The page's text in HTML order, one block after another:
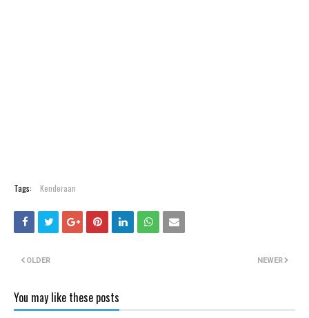
Tags: Kenderaan
NEWER
OLDER
You may like these posts